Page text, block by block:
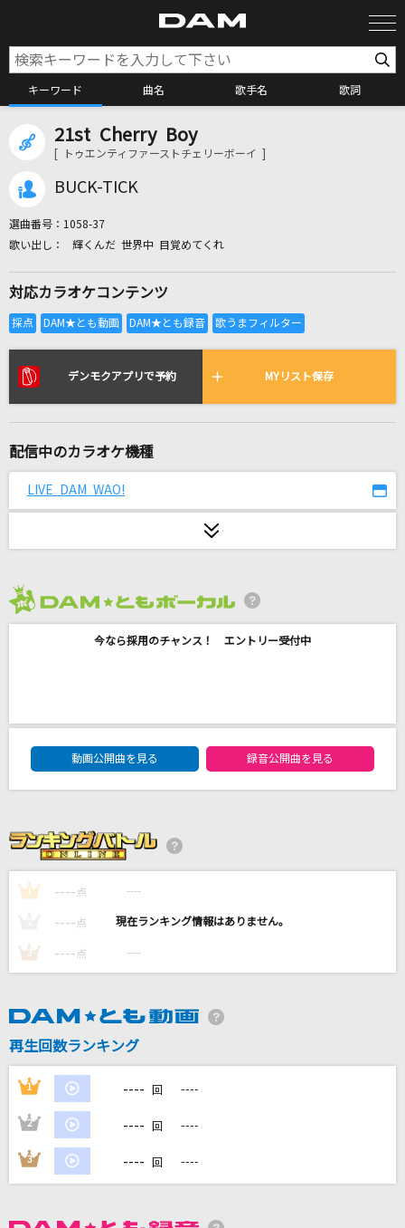
キーワード 曲名 歌手名 歌詞
カラオケ検索
全国りれき
リアルタイムで歌われている曲の一覧
スロウダウナー
ユナイト
Ado
風と町
Mrs. GREEN APPLE
7月のサイダー
小松未歩
カラオケ最新情報をチェック！
21st Cherry Boy
[ トゥエンティファーストチェリーボーイ ]
BUCK-TICK
選曲番号： 1058-37
輝くんだ 世界中 目覚めてくれ
対応カラオケコンテンツ
デンモクアプリで予約 MYリスト保存
配信中のカラオケ機種
LIVE DAM WAO!
今なら採用のチャンス！ エントリー受付中
DAM★ともボーカルエントリーランキング
動画公開曲を見る
録音公開曲を見る
1 ---- 点 ----
---- 点 ----
3 ---- 点 ----
再生回数ランキング
1 ---- 回 ----
2 ---- 回 ----
3 ---- 回 ----